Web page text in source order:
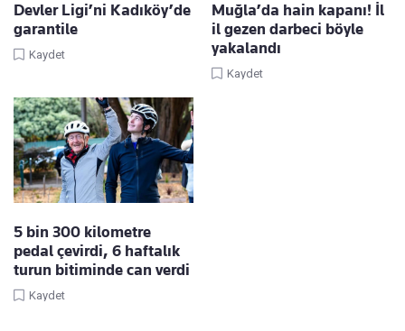
Devler Ligi’ni Kadıköy’de
garantile
Kaydet
Muğla’da hain kapanı! İl
il gezen darbeci böyle
yakalandı
Kaydet
5 bin 300 kilometre
pedal çevirdi, 6 haftalık
turun bitiminde can verdi
Kaydet